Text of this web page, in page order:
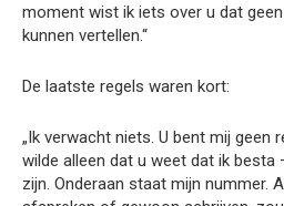
moment wist ik iets over u dat
kunnen vertellen.“
De laatste regels waren kort:
„Ik verwacht niets. U bent mij geen
wilde alleen dat u weet dat ik besta
zijn. Onderaan staat mijn nummer.